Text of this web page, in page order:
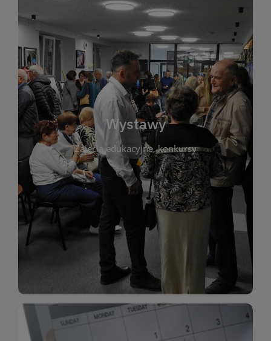
Wystawy
Zajęcia edukacyjne, konkursy
Wystawy
Biblioteka organizuje prezentujące zarówno
sztukę lokalnych twórców, jak i zbiory tematyczne.
W tej sekcji znajdziesz informacje o aktualnych
ekspozycjach oraz archiwum wystaw z
poprzednich lat. Prezentowane prace obejmują
malarstwo, fotografię, rękodzieło i inne formy
artystyczne. Każda wystawa to wyjątkowa okazja
do kontaktu z kulturą i sztuką w przestrzeni
biblioteki. Serdecznie zapraszamy wszystkich
miłośników estetycznych doznań!
WIĘCEJ